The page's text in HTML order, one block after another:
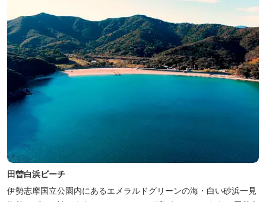
田曽白浜ビーチ
伊勢志摩国立公園内にあるエメラルドグリーンの海・白い砂浜一見